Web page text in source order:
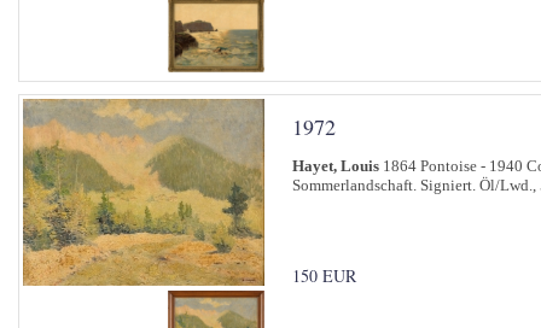
1972
Hayet, Louis 1864 Pontoise - 1940
Sommerlandschaft. Signiert. Öl/Lwd.,
150 EUR